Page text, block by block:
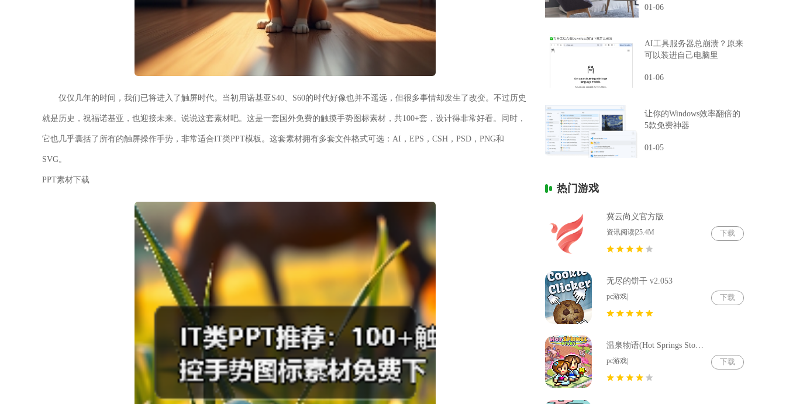
仅仅几年的时间，我们已将进入了触屏时代。当初用诺基亚S40、S60的时代好像也并不遥远，但很多事情却发生了改变。不过历史
就是历史，祝福诺基亚，也迎接未来。说说这套素材吧。 这是一套国外免费的触摸手势图标素材，共100+套，设计得非常好看。同时，
它也几乎囊括了所有的触屏操作手势，非常适合IT类PPT模板。这套素材拥有多套文件格式可选：AI， EPS ， CSH ， PSD ， PNG和
SVG。
PPT素材下载
01-06
AI工具服务器总崩溃？原来
可以装进自己电脑里
01-06
让你的Windows效率翻倍的
5款免费神器
01-05
热门游戏
冀云尚义官方版
资讯阅读|25.4M 下载
无尽的饼干 v2.053
pc游戏| 下载
温泉物语(Hot Springs Story) v2.79
pc游戏| 下载